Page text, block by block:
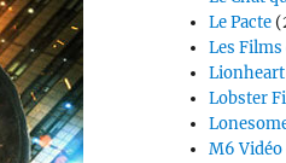
Le Pacte
Les Films
Lobster
M6 Vidéo